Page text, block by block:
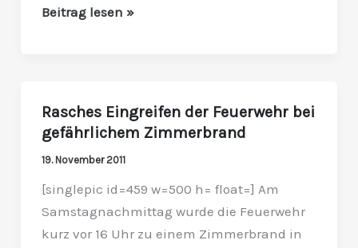
Beitrag lesen »
Rasches Eingreifen der Feuerwehr bei
gefährlichem Zimmerbrand
19. November 2011
[singlepic id=459 w=500 h= float=] Am
Samstagnachmittag wurde die Feuerwehr
kurz vor 16 Uhr zu einem Zimmerbrand in
Rasches
Eingreifen
der
gefährlichem